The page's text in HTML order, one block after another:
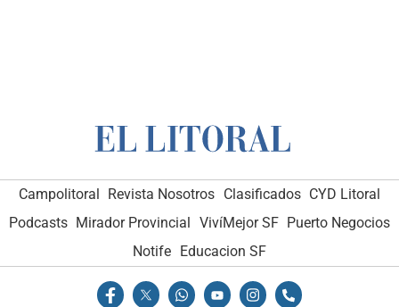
Campolitoral Revista Nosotros Clasificados CYD Litoral
Podcasts Mirador Provincial VivíMejor SF Puerto Negocios
Notife
Educacion SF